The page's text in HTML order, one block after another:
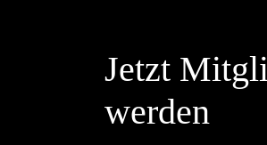
Jetzt
werden